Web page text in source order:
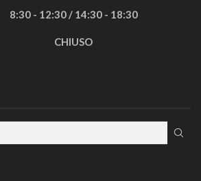
8:30 - 12:30 / 14:30 - 18:30
CHIUSO